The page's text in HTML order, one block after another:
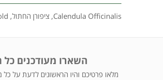
Calendula Officinalis
, ציפורן החתול,
השארו מעודכנים כל
מלאו פרטיכם והיו הראשונים לדעת על